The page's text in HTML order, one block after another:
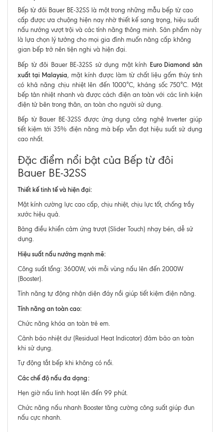
Bếp từ đôi Bauer BE-32SS là một trong những mẫu bếp từ cao
cấp được ưa chuộng hiện nay nhờ thiết kế sang trọng, hiệu suất
nấu nướng vượt trội và các tính năng thông minh. Sản phẩm này
là lựa chọn lý tưởng cho mọi gia đình muốn nâng cấp không
gian bếp trở nên tiện nghi và hiện đại.
Bếp từ đôi Bauer BE-32SS sử dụng mặt kính Euro Diamond sản
xuất tại Malaysia, mặt kính được làm từ chất liệu gốm thủy tinh
có khả năng chịu nhiệt lên đến 1000°C, kháng sốc 750°C. Mặt
bếp tản nhiệt nhanh và được cách điện an toàn với các linh kiện
điện tử bên trong thân, an toàn cho người sử dụng.
Bếp từ Bauer BE-32SS được ứng dụng công nghệ Inverter giúp
tiết kiệm tới 35% điện năng mà bếp vẫn đạt hiệu suất sử dụng
cao nhất.
Đặc điểm nổi bật của Bếp từ đôi
Bauer BE-32SS
Thiết kế tinh tế và hiện đại:
Mặt kính cường lực cao cấp, chịu nhiệt, chịu lực tốt, chống trầy
xước hiệu quả.
Bảng điều khiển cảm ứng trượt (Slider Touch) nhạy bén, dễ sử
dụng.
Hiệu suất nấu nướng mạnh mẽ:
Công suất tổng: 3600W, với mỗi vùng nấu lên đến 2000W
(Booster).
Tính năng tự động nhận diện đáy nồi giúp tiết kiệm điện năng.
Tính năng an toàn cao:
Chức năng khóa an toàn trẻ em.
Cảnh báo nhiệt dư (Residual Heat Indicator) đảm bảo an toàn
khi sử dụng.
Tự động tắt bếp khi không có nồi.
Các chế độ nấu đa dạng:
Hẹn giờ nấu linh hoạt lên đến 99 phút.
Chức năng nấu nhanh Booster tăng cường công suất giúp đun
nấu cực nhanh.